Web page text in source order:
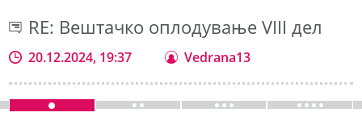
RE: Вештачко оплодување VIII дел
20.12.2024, 19:37 Vedrana13